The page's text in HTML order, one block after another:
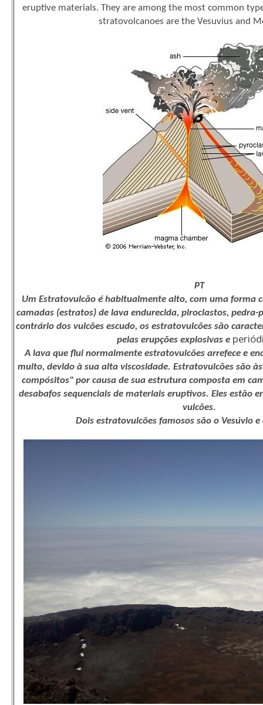
eruptive materials. They are among the most common
stratovolcanoes are the Vesuvius and
PT
Um Estratovulcão é habitualmente alto, com uma forma
camadas (estratos) de lava endurecida, piroclastos, pedra-
contrário dos vulcões escudo, os estratovulcões são
pelas erupções explosivas e
A lava que flui normalmente estratovulcões arrefece e
muito, devido à sua alta viscosidade. Estratovulcões são
compósitos" por causa de sua estrutura composta em
desabafos sequenciais de materiais eruptivos. Eles estão
vulcões.
Dois estratovulcões famosos são o Vesúvio